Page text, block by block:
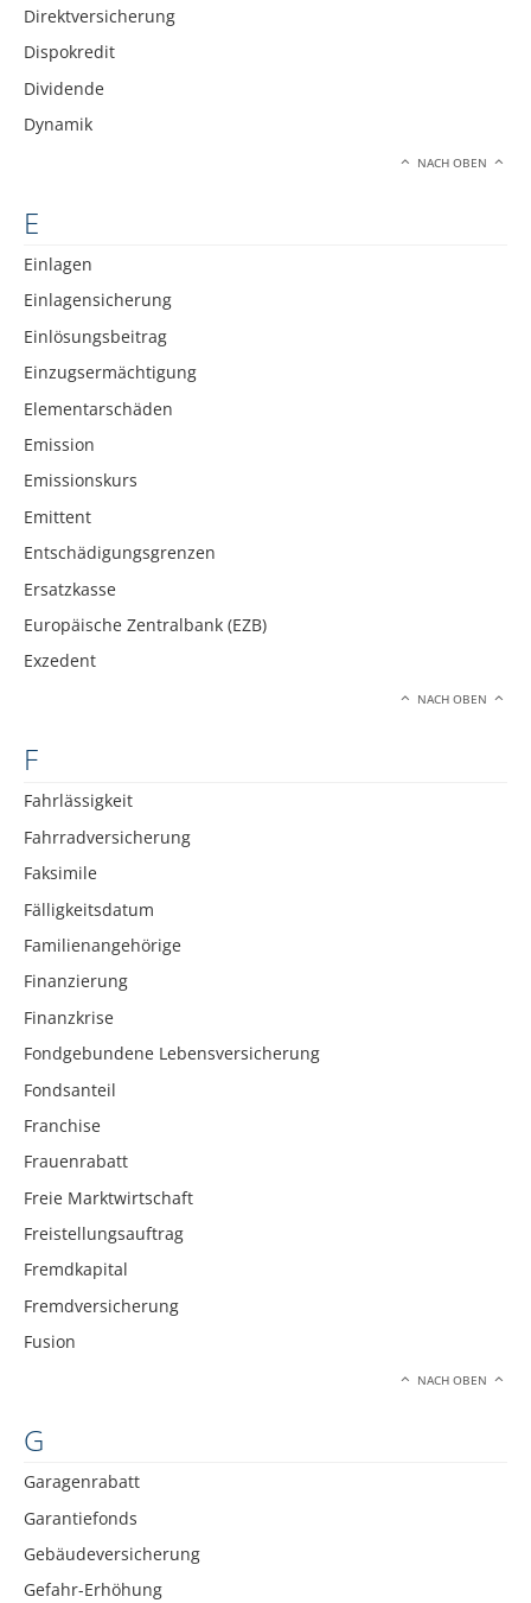
Direktversicherung
Dispokredit
Dividende
Dynamik
NACH OBEN
E
Einlagen
Einlagensicherung
Einlösungsbeitrag
Einzugsermächtigung
Elementarschäden
Emission
Emissionskurs
Emittent
Entschädigungsgrenzen
Ersatzkasse
Europäische Zentralbank (EZB)
Exzedent
NACH OBEN
F
Fahrlässigkeit
Fahrradversicherung
Faksimile
Fälligkeitsdatum
Familienangehörige
Finanzierung
Finanzkrise
Fondgebundene Lebensversicherung
Fondsanteil
Franchise
Frauenrabatt
Freie Marktwirtschaft
Freistellungsauftrag
Fremdkapital
Fremdversicherung
Fusion
NACH OBEN
G
Garagenrabatt
Garantiefonds
Gebäudeversicherung
Gefahr-Erhöhung